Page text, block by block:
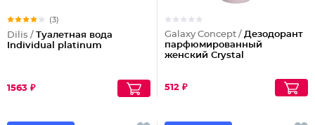
(3)
Dilis / Туалетная вода
Individual platinum
1563 ₽
Galaxy Concept / Дезодорант
парфюмированный
женский Crystal
512 ₽